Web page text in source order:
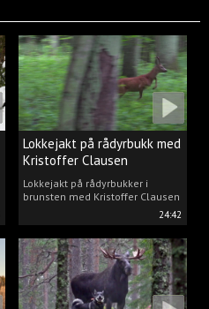
24:42
Lokkejakt på rådyrbukk med
Kristoffer Clausen
Lokkejakt på rådyrbukker i
brunsten med Kristoffer Clausen